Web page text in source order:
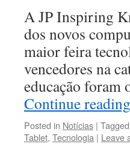
A JP Inspiring
dos novos
maior feira
vencedores na
educação
Continue reading
Posted in Notícias | Tagged
Tablet, Tecnologia | Leave